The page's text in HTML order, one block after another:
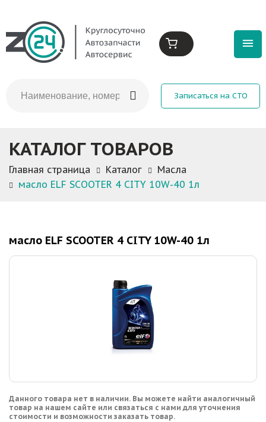
Записаться на СТО
КАТАЛОГ ТОВАРОВ
Главная страница Каталог
Масла
масло ELF SCOOTER 4 CITY 10W-40 1л
масло ELF SCOOTER 4 CITY 10W-40 1л
Данного товара нет в наличии. Вы можете найти аналогичный
товар на нашем сайте или связаться с нами для уточнения
стоимости и возможности заказать товар.